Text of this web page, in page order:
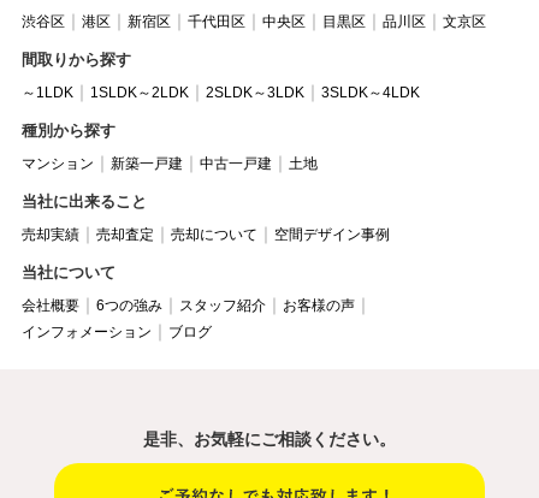
渋谷区 港区 新宿区 千代田区 中央区 目黒区 品川区 文京区
間取りから探す
～1LDK 1SLDK～2LDK 2SLDK～3LDK 3SLDK～4LDK
種別から探す
マンション 新築一戸建 中古一戸建 土地
当社に出来ること
売却実績 売却査定 売却について 空間デザイン事例
当社について
会社概要 6つの強み スタッフ紹介
お客様の声
インフォメーション
ブログ
是非、お気軽にご相談ください。